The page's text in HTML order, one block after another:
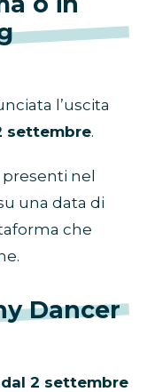
l’uscita
settembre.
nel
una data di
che
Dancer
2 settembre